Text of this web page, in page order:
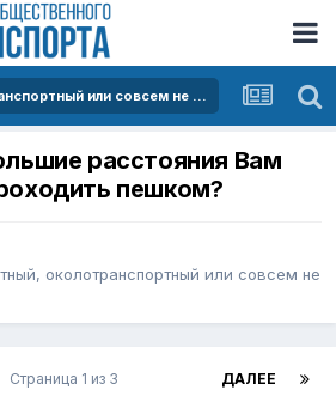
Транспортный, околотранспортный или совсем не транспортный офф
расстояния Вам
пешком?
околотранспортный или совсем не
ДАЛЕЕ
Страница 1 из 3